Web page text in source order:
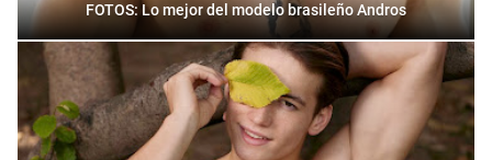
FOTOS: Lo mejor del modelo brasileño Andros